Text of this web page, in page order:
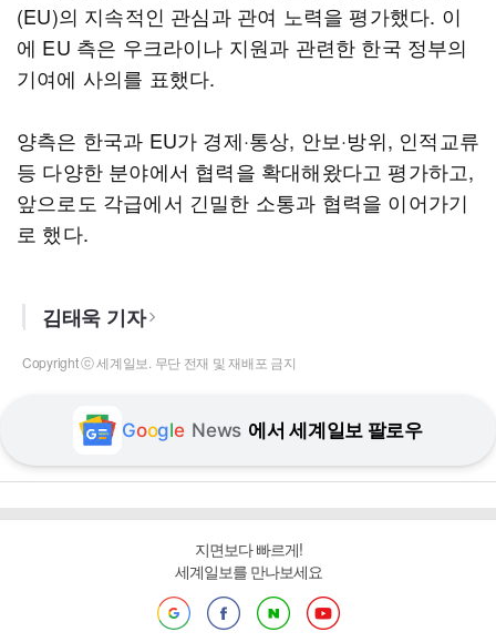
(EU)의 지속적인 관심과 관여 노력을 평가했다. 이
에 EU 측은 우크라이나 지원과 관련한 한국 정부의
기여에 사의를 표했다.
양측은 한국과 EU가 경제·통상, 안보·방위, 인적교류
등 다양한 분야에서 협력을 확대해왔다고 평가하고,
앞으로도 각급에서 긴밀한 소통과 협력을 이어가기
로 했다.
김태욱 기자
Copyright ⓒ 세계일보. 무단 전재 및 재배포 금지
Google News 에서 세계일보 팔로우
지면보다 빠르게!
세계일보를 만나보세요